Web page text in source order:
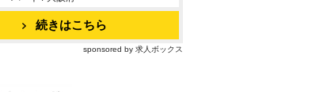
続きはこちら
sponsored by 求人ボックス